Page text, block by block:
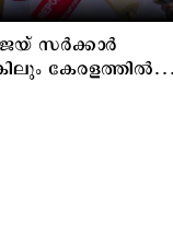
സര്‍ക്കാര്‍
കേരളത്തില്‍
മുല്ലപ്പെരിയാര്‍